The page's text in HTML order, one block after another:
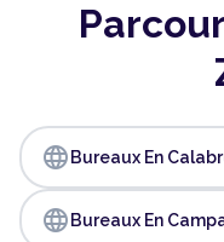
language Bureaux En
language Bureaux En